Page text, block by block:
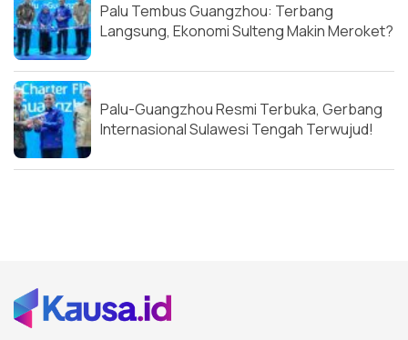
Palu Tembus Guangzhou: Terbang
Langsung, Ekonomi Sulteng Makin Meroket?
Palu-Guangzhou Resmi Terbuka, Gerbang
Internasional Sulawesi Tengah Terwujud!